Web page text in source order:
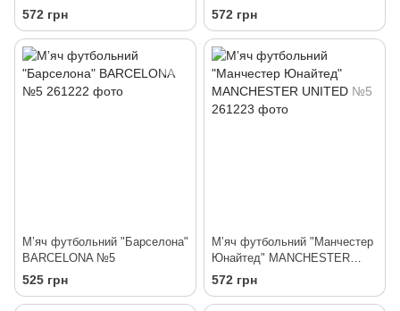
572 грн 572 грн
Мʼяч футбольний "Барселона"
BARCELONA №5
525 грн
Мʼяч футбольний "Манчестер
Юнайтед" MANCHESTER
UNITED №5
572 грн